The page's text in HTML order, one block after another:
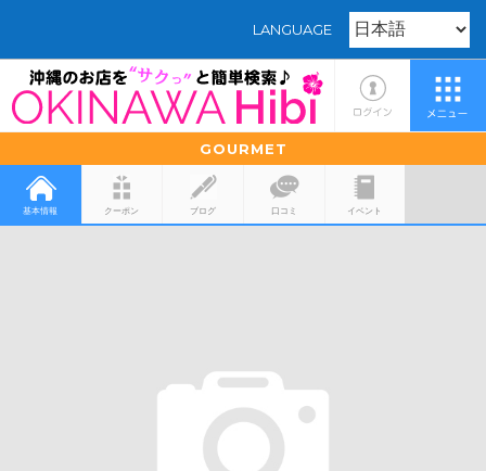
LANGUAGE
GOURMET
基本情報 クーポン ブログ 口コミ イベント